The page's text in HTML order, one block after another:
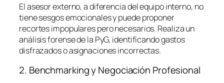
El asesor externo, a diferencia del equipo interno, no
tiene sesgos emocionales y puede proponer
recortes impopulares pero necesarios. Realiza un
análisis forense de la PyG, identificando gastos
disfrazados o asignaciones incorrectas.
2. Benchmarking y Negociación Profesional